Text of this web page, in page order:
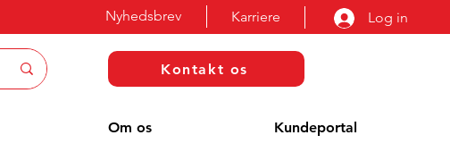
Karriere Log in
Nyhedsbrev
Kontakt os
Om os Kundeportal